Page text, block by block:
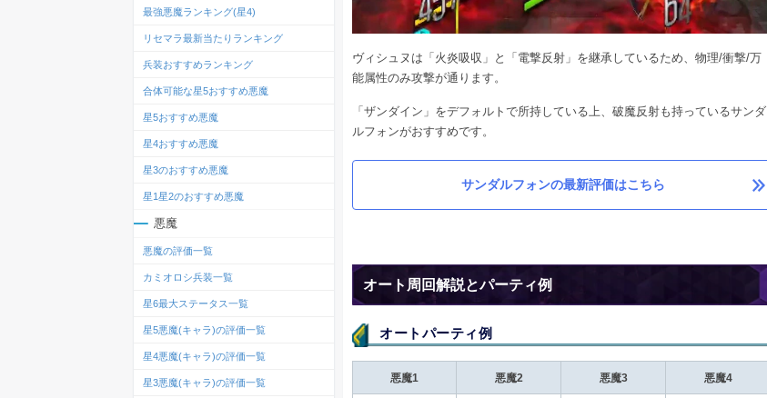
ヴィシュヌは「火炎吸収」と「電撃反射」を継承しているため、物理/衝撃/万
能属性のみ攻撃が通ります。
「ザンダイン」をデフォルトで所持している上、破魔反射も持っているサンダ
ルフォンがおすすめです。
サンダルフォンの最新評価はこちら
オート周回解説とパーティ例
オートパーティ例
悪魔1 悪魔2 悪魔3 悪魔4
最強悪魔ランキング(星4)
リセマラ最新当たりランキング
兵装おすすめランキング
合体可能な星5おすすめ悪魔
星5おすすめ悪魔
星4おすすめ悪魔
星3のおすすめ悪魔
星1星2のおすすめ悪魔
悪魔
悪魔の評価一覧
カミオロシ兵装一覧
星6最大ステータス一覧
星5悪魔(キャラ)の評価一覧
星4悪魔(キャラ)の評価一覧
星3悪魔(キャラ)の評価一覧